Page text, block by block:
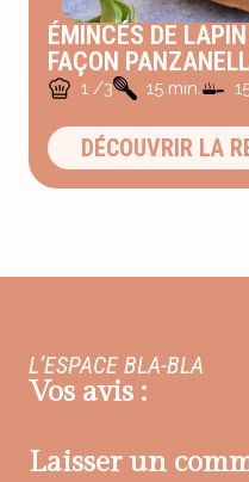
ÉMINCÉS DE
FAÇON
1 /3 15 min.
DÉCOUVRIR LA
L’ESPACE BLA-BLA
Vos avis :
Laisser un